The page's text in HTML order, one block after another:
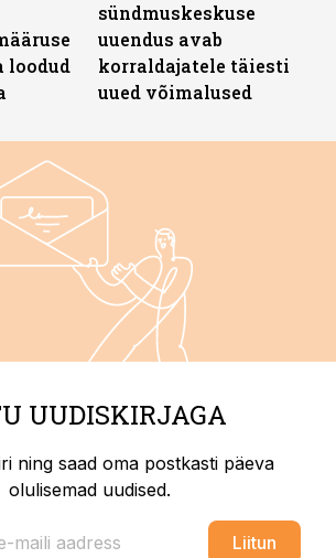
loodud
sündmuskeskuse
uuendus avab
korraldajatele täiesti
uued võimalused
UUDISKIRJAGA
ning saad oma postkasti päeva
olulisemad uudised.
Liitun